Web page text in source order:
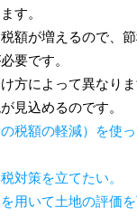
す。
額が増えるので、
要です。
方によって異なり
見込めるのです。
税額の軽減）を使
対策を立てたい。
用いて土地の評価を